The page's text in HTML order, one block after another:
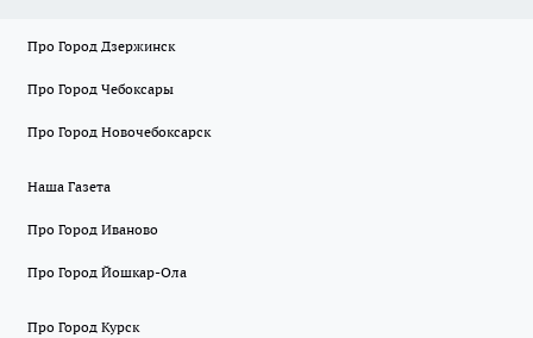
Про Город Дзержинск
Про Город Чебоксары
Про Город Новочебоксарск
Наша Газета
Про Город Иваново
Про Город Йошкар-Ола
Про Город Курск